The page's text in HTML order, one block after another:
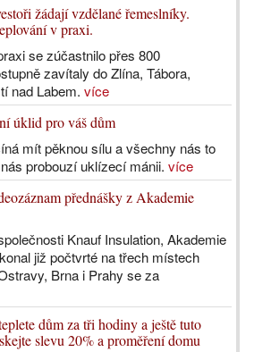
žádají vzdělané řemeslníky.
v praxi.
se zúčastnilo přes 800
zavítaly do Zlína, Tábora,
nad Labem. více
úklid pro váš dům
mít pěknou sílu a všechny nás to
probouzí uklízecí mánii. více
přednášky z Akademie
Knauf Insulation, Akademie
již počtvrté na třech místech
Brna i Prahy se za
dům za tři hodiny a ještě tuto
slevu 20% a proměření domu